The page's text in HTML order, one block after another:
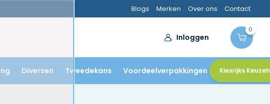
Blogs Merken Over ons Contact
Inloggen
0
Diversen Tweedekans Voordeelverpakkingen Kiesrijks